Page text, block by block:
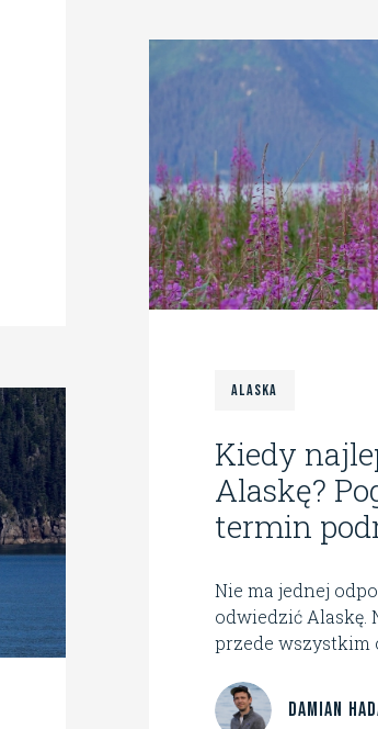
Alaska
Kiedy
Alaskę?
termin
Nie ma jednej
odwiedzić Alaskę.
przede wszystkim
Damian